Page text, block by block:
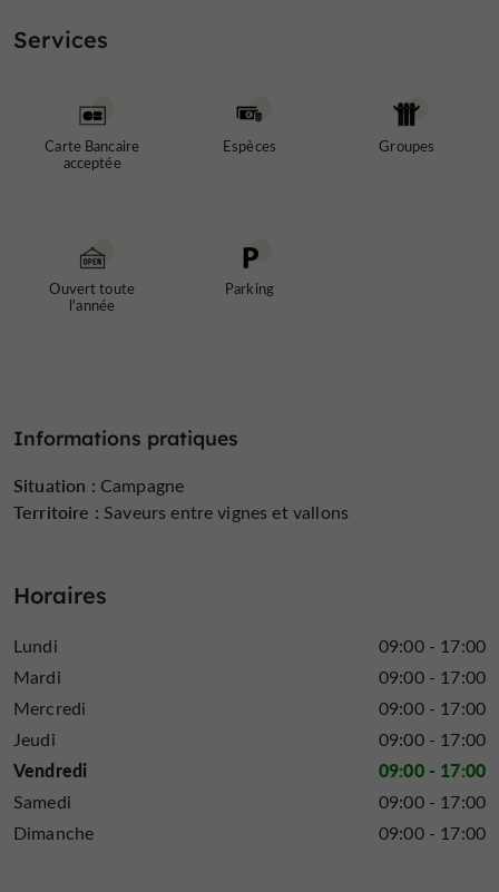
Services
Carte Bancaire
acceptée
Espèces Groupes
Ouvert toute
l'année
Parking
Informations pratiques
Situation : Campagne
Territoire : Saveurs entre vignes et vallons
Horaires
Lundi
09:00 - 17:00
Mardi
09:00 - 17:00
Mercredi
09:00 - 17:00
Jeudi
09:00 - 17:00
Vendredi 09:00 - 17:00
Samedi
09:00 - 17:00
Dimanche
09:00 - 17:00